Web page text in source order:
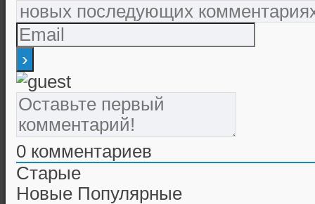
0 комментариев
Старые
Новые Популярные